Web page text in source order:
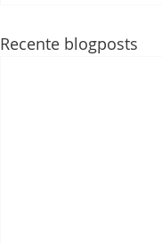
Recente blogposts